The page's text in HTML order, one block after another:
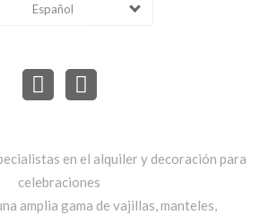
Español
en el alquiler y decoración para
celebraciones
amplia gama de vajillas, manteles,